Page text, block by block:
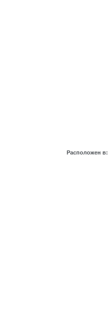
Расположен в: